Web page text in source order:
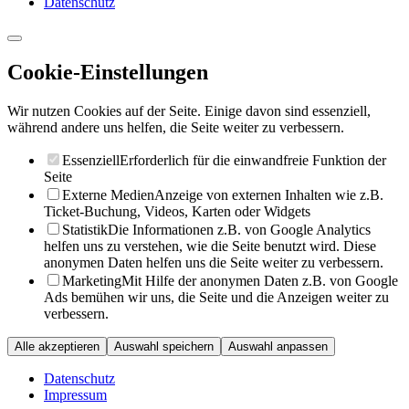
Cookie-Einstellungen
Wir nutzen Cookies auf der Seite. Einige davon sind essenziell,
während andere uns helfen, die Seite weiter zu verbessern.
EssenziellErforderlich für die einwandfreie Funktion der
Seite
Externe MedienAnzeige von externen Inhalten wie z.B.
Ticket-Buchung, Videos, Karten oder Widgets
StatistikDie Informationen z.B. von Google Analytics
helfen uns zu verstehen, wie die Seite benutzt wird. Diese
anonymen Daten helfen uns die Seite weiter zu verbessern.
MarketingMit Hilfe der anonymen Daten z.B. von Google
Ads bemühen wir uns, die Seite und die Anzeigen weiter zu
verbessern.
Alle akzeptieren Auswahl speichern Auswahl anpassen
Datenschutz
Impressum